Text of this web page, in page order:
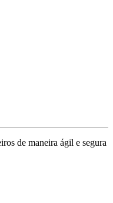
de maneira ágil e segura